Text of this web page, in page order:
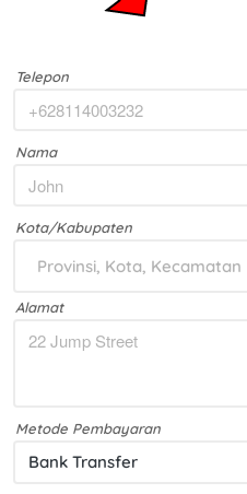
Telepon
Nama
Kota/Kabupaten
Provinsi, Kota, Kecamatan
Alamat
Metode Pembayaran
Bank Transfer